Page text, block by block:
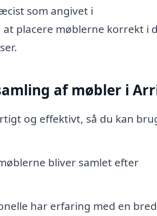
som angivet i
placere møblerne korrekt i
af møbler i
og effektivt, så du kan
bliver samlet efter
har erfaring med en